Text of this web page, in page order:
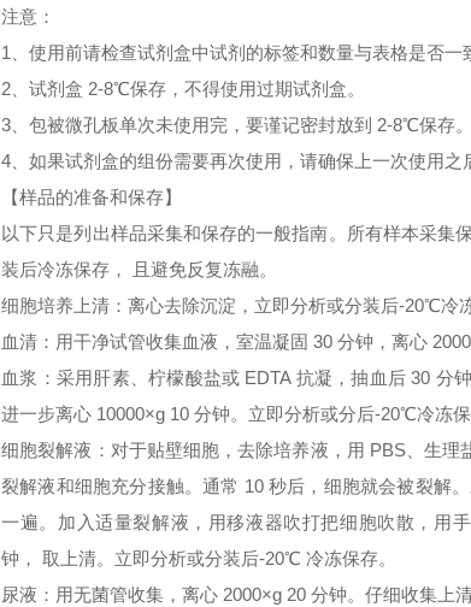
注意：
1、使用前请检查试剂盒中试剂的标签和数量与表格是否一
2、试剂盒 2-8℃保存，不得使用过期试剂盒。
3、包被微孔板单次未使用完，要谨记密封放到 2-8℃保存。
4、如果试剂盒的组份需要再次使用，请确保上一次使用之
【样品的准备和保存】
以下只是列出样品采集和保存的一般指南。所有样本采集
装后冷冻保存， 且避免反复冻融。
细胞培养上清：离心去除沉淀，立即分析或分装后-20℃冷
血清：用干净试管收集血液，室温凝固 30 分钟，离心
血浆：采用肝素、柠檬酸盐或 EDTA 抗凝，抽血后 30
进一步离心 10000×g 10 分钟。立即分析或分后-20℃冷冻保
细胞裂解液：对于贴壁细胞，去除培养液，用 PBS、生
裂解液和细胞充分接触。通常 10 秒后，细胞就会被裂解
一遍。加入适量裂解液，用移液器吹打把细胞吹散，用
钟， 取上清。立即分析或分装后-20℃ 冷冻保存。
尿液：用无菌管收集，离心 2000×g 20 分钟。仔细收集上